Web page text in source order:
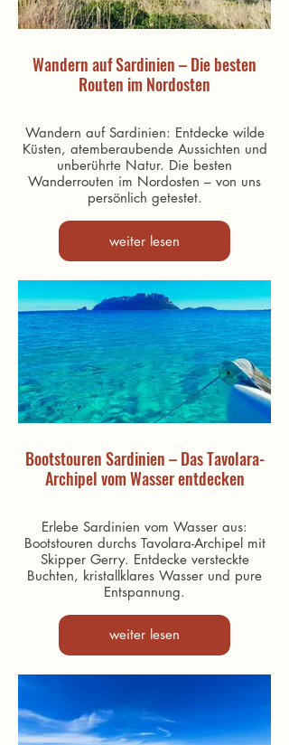
Wandern auf Sardinien – Die besten
Routen im Nordosten
Wandern auf Sardinien: Entdecke wilde
Küsten, atemberaubende Aussichten und
unberührte Natur. Die besten
Wanderrouten im Nordosten – von uns
persönlich getestet.
weiter lesen
Bootstouren Sardinien – Das Tavolara-
Archipel vom Wasser entdecken
Erlebe Sardinien vom Wasser aus:
Bootstouren durchs Tavolara-Archipel mit
Skipper Gerry. Entdecke versteckte
Buchten, kristallklares Wasser und pure
Entspannung.
weiter lesen